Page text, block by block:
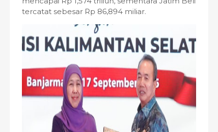
tercatat sebesar Rp 86,894 miliar.